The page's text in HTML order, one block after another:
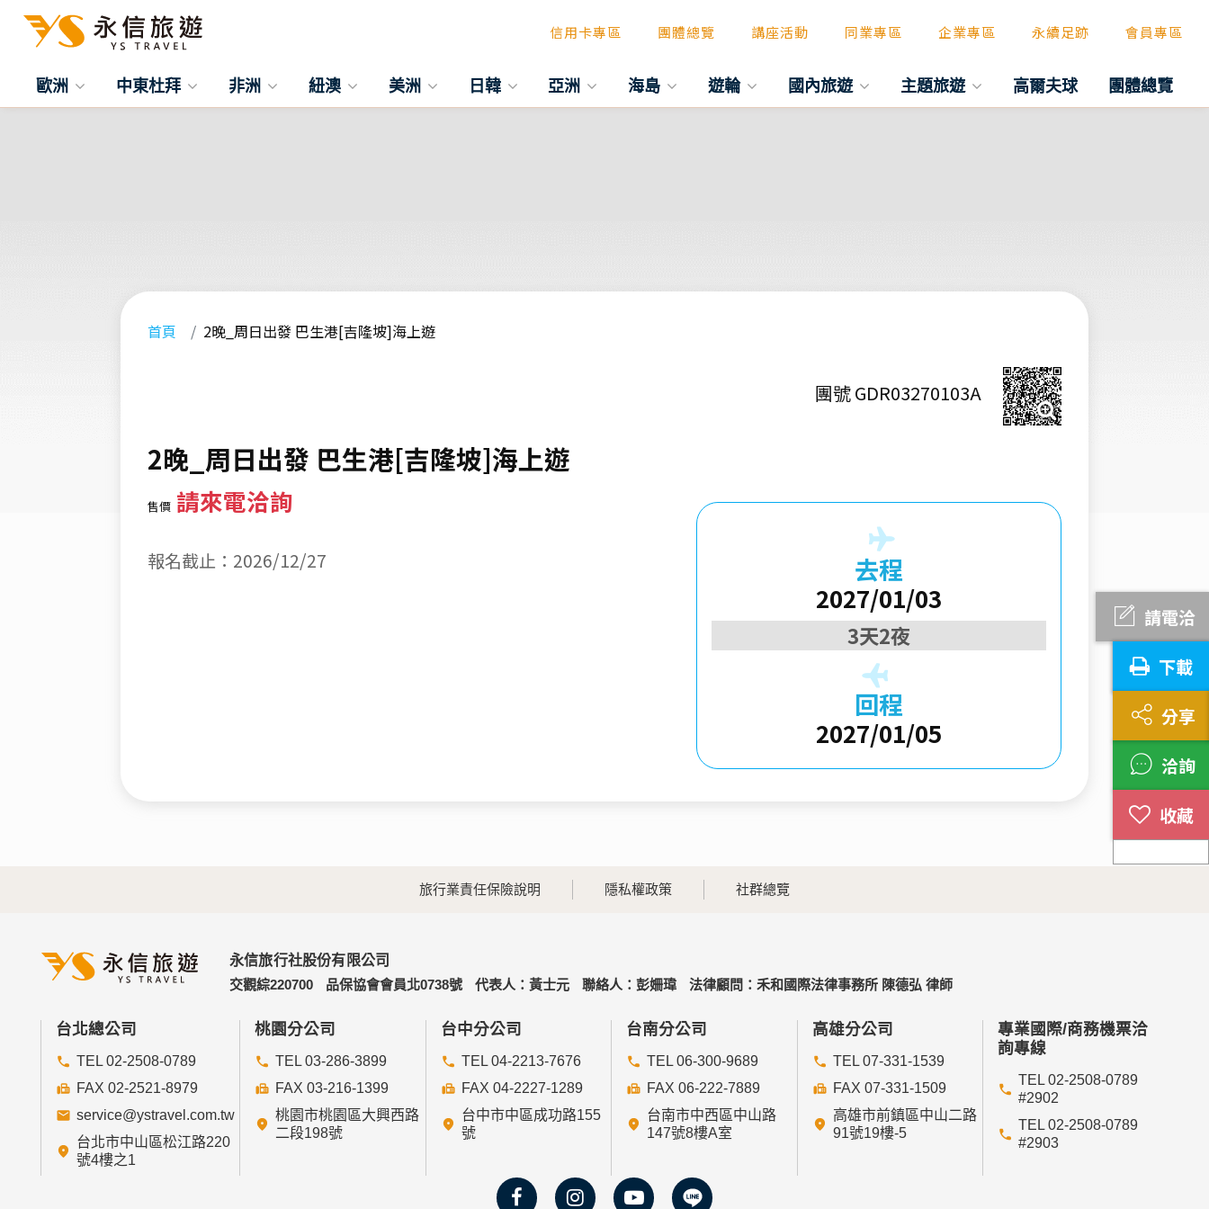
信用卡專區 團體總覽 講座活動 同業專區 企業專區 永續足跡 會員專區
歐洲 中東杜拜 非洲 紐澳 美洲 日韓 亞洲 海島 遊輪 國內旅遊 主題旅遊 高爾夫球 團體總覽
請電洽
下載
分享
洽詢
首頁 2晚_周日出發 巴生港[吉隆坡]海上遊
團號 GDR03270103A
2晚_周日出發 巴生港[吉隆坡]海上遊
售價 請來電洽詢
報名截止：2026/12/27 去程
2027/01/03
3天2夜
回程
2027/01/05
旅行業責任保險說明 隱私權政策 社群總覽
永信旅行社股份有限公司
交觀綜220700
品保協會會員北0738號 代表人：黃士元 聯絡人：彭姍瑋 法律顧問：禾和國際法律事務所 陳德弘 律師
台北總公司
TEL 02-2508-0789
FAX 02-2521-8979
service@ystravel.com.tw
台北市中山區松江路220
號4樓之1
桃園分公司
TEL 03-286-3899
FAX 03-216-1399
桃園市桃園區大興西路
二段198號
台中分公司
TEL 04-2213-7676
FAX 04-2227-1289
台中市中區成功路155
號
台南分公司
TEL 06-300-9689
FAX 06-222-7889
台南市中西區中山路
147號8樓A室
高雄分公司
TEL 07-331-1539
FAX 07-331-1509
高雄市前鎮區中山二路
91號19樓-5
專業國際/商務機票洽
詢專線
TEL 02-2508-0789
#2902
TEL 02-2508-0789
#2903